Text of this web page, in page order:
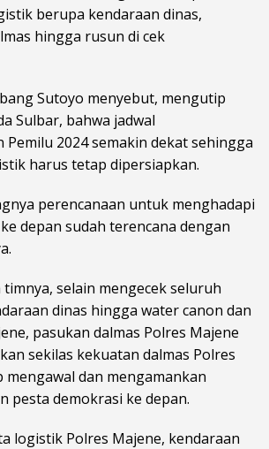
berupa kendaraan dinas,
hingga rusun di cek
Sutoyo menyebut, mengutip
Sulbar, bahwa jadwal
Pemilu 2024 semakin dekat sehingga
harus tetap dipersiapkan.
perencanaan untuk menghadapi
depan sudah terencana dengan
selain mengecek seluruh
dinas hingga water canon dan
pasukan dalmas Polres Majene
sekilas kekuatan dalmas Polres
mengawal dan mengamankan
pesta demokrasi ke depan.
logistik Polres Majene, kendaraan